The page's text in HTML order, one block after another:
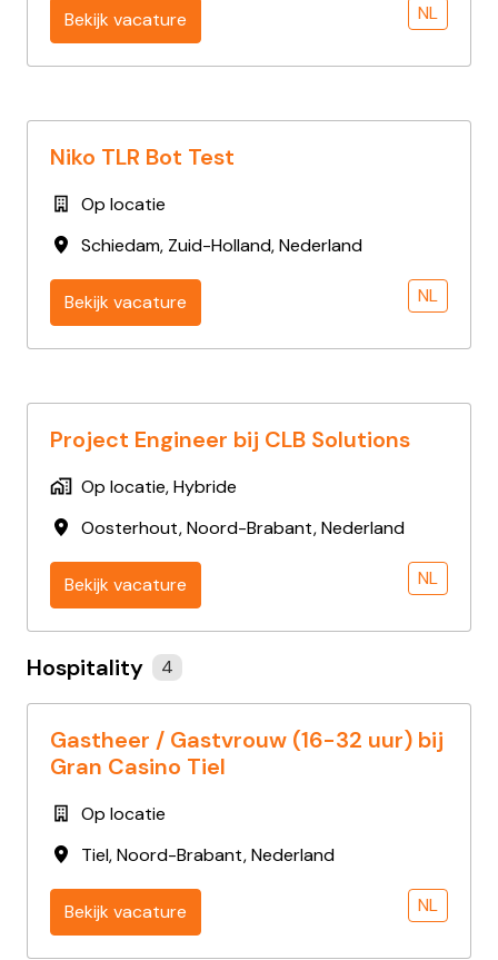
Bekijk vacature NL
Niko TLR Bot Test
Op locatie
Schiedam, Zuid-Holland,Nederland
Bekijk vacature NL
Project Engineer bij CLB Solutions
Op locatie, Hybride
Oosterhout,Noord-Brabant,Nederland
Bekijk vacature NL
Hospitality 4
Gastheer / Gastvrouw (16-32 uur) bij
Gran Casino Tiel
Op locatie
Tiel,Noord-Brabant,Nederland
Bekijk vacature NL